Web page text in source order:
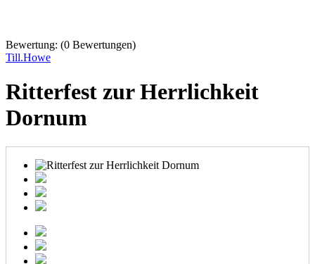
Bewertung: (0 Bewertungen)
Till.Howe
Ritterfest zur Herrlichkeit
Dornum